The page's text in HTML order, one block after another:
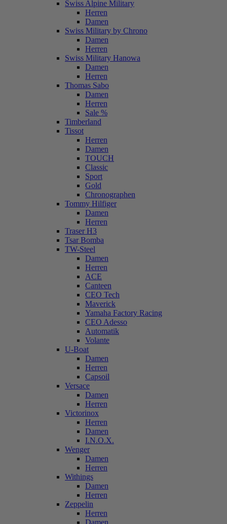
Swiss Alpine Military
Herren
Damen
Swiss Military by Chrono
Damen
Herren
Swiss Military Hanowa
Damen
Herren
Thomas Sabo
Damen
Herren
Sale %
Timberland
Tissot
Herren
Damen
TOUCH
Classic
Sport
Gold
Chronographen
Tommy Hilfiger
Damen
Herren
Traser H3
Tsar Bomba
TW-Steel
Damen
Herren
ACE
Canteen
CEO Tech
Maverick
Yamaha Factory Racing
CEO Adesso
Automatik
Volante
U-Boat
Damen
Herren
Capsoil
Versace
Damen
Herren
Victorinox
Herren
Damen
I.N.O.X.
Wenger
Damen
Herren
Withings
Damen
Herren
Zeppelin
Herren
Damen